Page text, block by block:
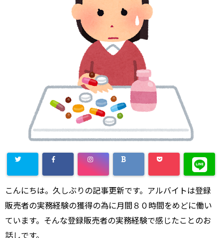
こんにちは。久しぶりの記事更新です。アルバイトは登録
販売者の実務経験の獲得の為に月間８０時間をめどに働い
ています。そんな登録販売者の実務経験で感じたことのお
話しです。